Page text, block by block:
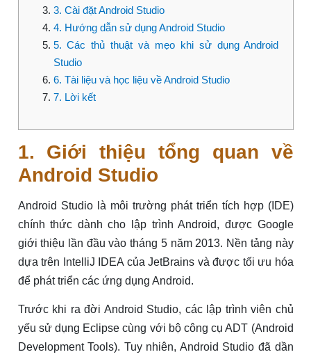
3. Cài đặt Android Studio
4. Hướng dẫn sử dụng Android Studio
5. Các thủ thuật và mẹo khi sử dụng Android
Studio
6. Tài liệu và học liệu về Android Studio
7. Lời kết
1. Giới thiệu tổng quan về
Android Studio
Android Studio là môi trường phát triển tích hợp (IDE)
chính thức dành cho lập trình Android, được Google
giới thiệu lần đầu vào tháng 5 năm 2013. Nền tảng này
dựa trên IntelliJ IDEA của JetBrains và được tối ưu hóa
để phát triển các ứng dụng Android.
Trước khi ra đời Android Studio, các lập trình viên chủ
yếu sử dụng Eclipse cùng với bộ công cụ ADT (Android
Development Tools). Tuy nhiên, Android Studio đã dần